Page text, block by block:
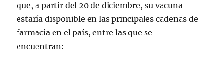
que, a partir del 20 de diciembre, su vacuna
estaría disponible en las principales cadenas de
farmacia en el país, entre las que se
encuentran: